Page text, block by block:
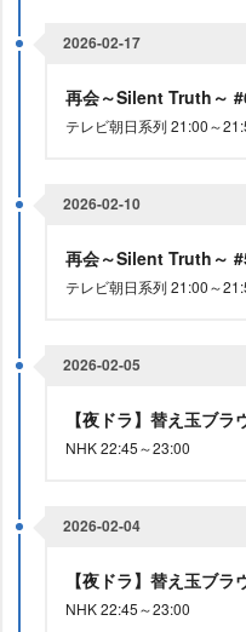
2026-02-17
再会～Silent Truth～
テレビ朝日系列 21:00～
2026-02-10
再会～Silent Truth～
テレビ朝日系列 21:00～
2026-02-05
【夜ドラ】替え玉ブ
NHK 22:45～23:00
2026-02-04
【夜ドラ】替え玉ブ
NHK 22:45～23:00